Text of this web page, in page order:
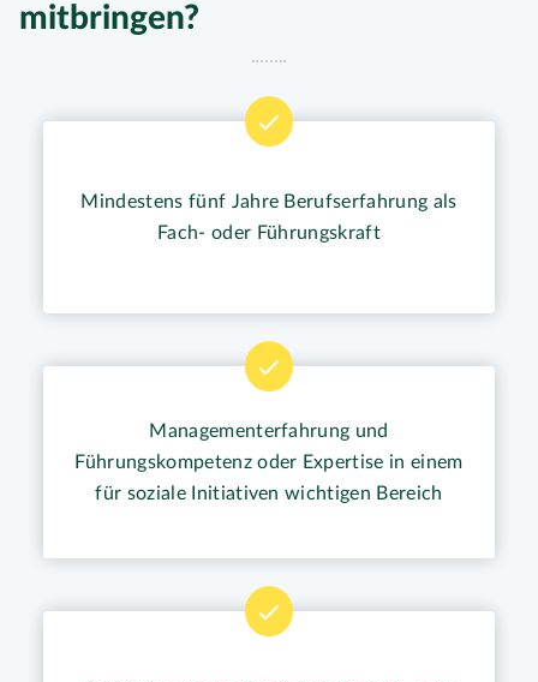
mitbringen?
Mindestens fünf Jahre Berufserfahrung als
Fach- oder Führungskraft
Managementerfahrung und
Führungskompetenz oder Expertise in einem
für soziale Initiativen wichtigen Bereich